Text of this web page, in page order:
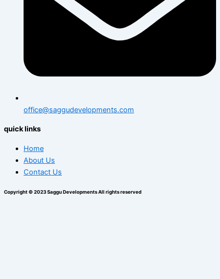
office@saggudevelopments.com
quick links
Home
About Us
Contact Us
Copyright © 2023 Saggu Developments All rights reserved